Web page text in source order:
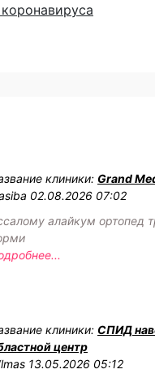
клиники: Grand
02.08.2026 07:02
алайкум ортопед
клиники: СПИД
центр
13.05.2026 05:12